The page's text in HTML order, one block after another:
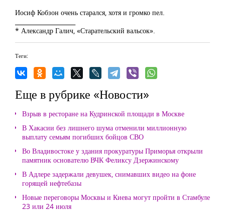
Иосиф Кобзон очень старался, хотя и громко пел.
* Александр Галич, «Старательский вальсок».
Теги:
Еще в рубрике «Новости»
Взрыв в ресторане на Кудринской площади в Москве
В Хакасии без лишнего шума отменили миллионную
выплату семьям погибших бойцов СВО
Во Владивостоке у здания прокуратуры Приморья открыли
памятник основателю ВЧК Феликсу Дзержинскому
В Адлере задержали девушек, снимавших видео на фоне
горящей нефтебазы
Новые переговоры Москвы и Киева могут пройти в Стамбуле
23 или 24 июля